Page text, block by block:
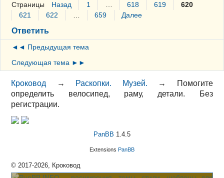
Страницы Назад 1 618 619
620
621
622 659 Далее
Ответить
◄◄ Предыдущая тема
Следующая тема ►►
Кроковод → Раскопки. Музей. →
Помогите
определить велосипед, раму, детали. Без
регистрации.
PanBB 1.4.5
Extensions PanBB
© 2017-2026, Кроковод